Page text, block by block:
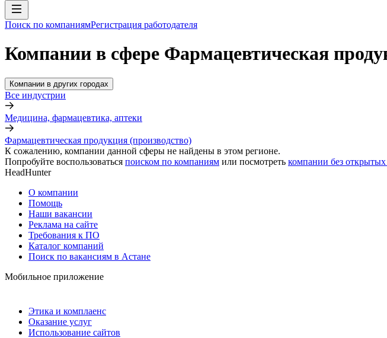
Поиск по компаниямРегистрация работодателя
Компании в сфере Фармацевтическая
Компании в других городах
Все индустрии
Медицина, фармацевтика, аптеки
Фармацевтическая продукция (производство)
К сожалению, компании данной сферы не найдены в этом регионе.
Попробуйте воспользоваться поиском по компаниям или посмотреть компании без открытых
HeadHunter
О компании
Помощь
Наши вакансии
Реклама на сайте
Требования к ПО
Каталог компаний
Поиск по вакансиям в Астане
Мобильное приложение
Этика и комплаенс
Оказание услуг
Использование сайтов